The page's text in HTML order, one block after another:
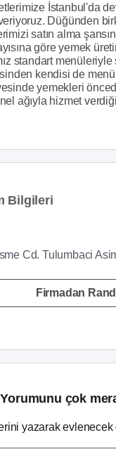
İstanbul'da
Düğünden
satın alma
göre yemek
standart
kendisi de
yemekleri
ağıyla hizmet
Bilgileri
Cd. Tulumbaci
Firmadan
Yorumunu çok
yazarak evlenecek